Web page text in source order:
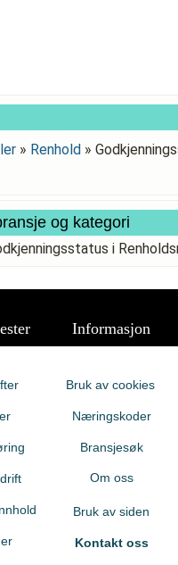
» Renhold »
og kategori
i
Informasjon
Bruk av cookies
Næringskoder
Bransjesøk
Om oss
Bruk av siden
Kontakt oss